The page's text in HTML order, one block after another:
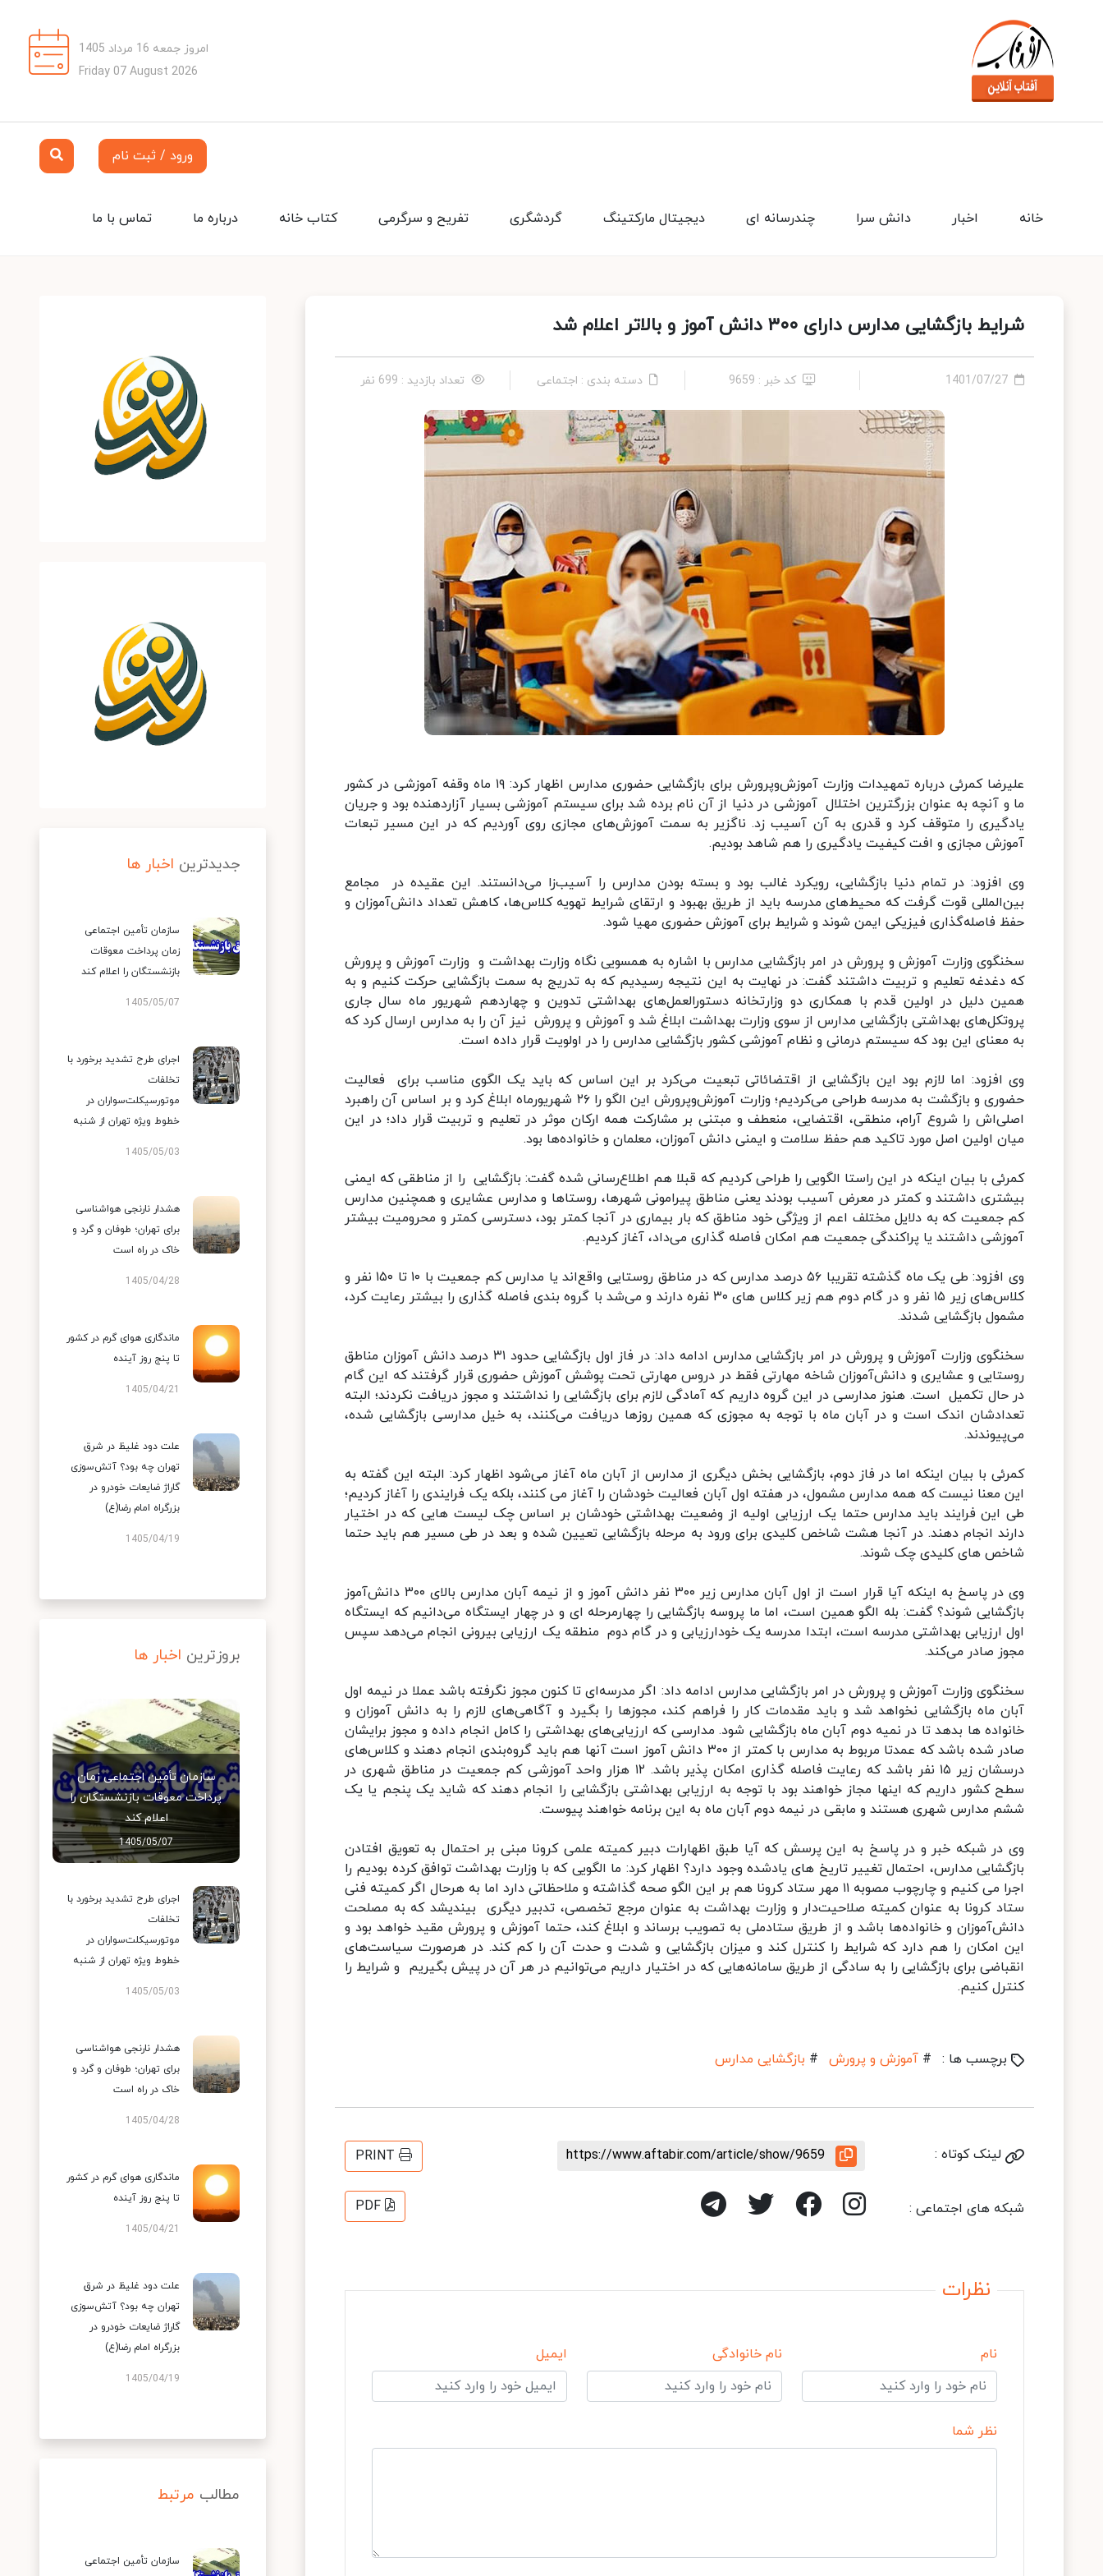
امروز جمعه 16 مرداد 1405
Friday 07 August 2026
ورود / ثبت نام
تماس با ما درباره ما کتاب خانه تفریح و سرگرمی گردشگری دیجیتال مارکتینگ چندرسانه ای دانش سرا اخبار خانه
شرایط بازگشایی مدارس دارای ۳۰۰ دانش آموز و بالاتر اعلام شد
1401/07/27 کد خبر : 9659 دسته بندی : اجتماعی تعداد بازدید : 699 نفر
علیرضا کمرئی درباره تمهیدات وزارت آموزش‌وپرورش برای بازگشایی حضوری مدارس اظهار کرد: ۱۹ ماه وقفه آموزشی در کشور
ما و آنچه به عنوان بزرگترین اختلال آموزشی در دنیا از آن نام برده شد برای سیستم آموزشی بسیار آزاردهنده بود و جریان
یادگیری را متوقف کرد و قدری به آن آسیب زد. ناگزیر به سمت آموزش‌های مجازی روی آوردیم که در این مسیر تبعات
آموزش مجازی و افت کیفیت یادگیری را هم شاهد بودیم.
وی افزود: در تمام دنیا بازگشایی، رویکرد غالب بود و بسته بودن مدارس را آسیب‌زا می‌دانستند. این عقیده در مجامع
بین‌المللی قوت گرفت که محیط‌های مدرسه باید از طریق بهبود و ارتقای شرایط تهویه کلاس‌ها، کاهش تعداد دانش‌آموزان و
حفظ فاصله‌گذاری فیزیکی ایمن شوند و شرایط برای آموزش حضوری مهیا شود.
سخنگوی وزارت آموزش و پرورش در امر بازگشایی مدارس با اشاره به همسویی نگاه وزارت بهداشت و وزارت آموزش و پرورش
که دغدغه تعلیم و تربیت داشتند گفت: در نهایت به این نتیجه رسیدیم که به تدریج به سمت بازگشایی حرکت کنیم و به
همین دلیل در اولین قدم با همکاری دو وزارتخانه دستورالعمل‌های بهداشتی تدوین و چهاردهم شهریور ماه سال جاری
پروتکل‌های بهداشتی بازگشایی مدارس از سوی وزارت بهداشت ابلاغ شد و آموزش و پرورش نیز آن را به مدارس ارسال کرد که
به معنای این بود که سیستم درمانی و نظام آموزشی کشور بازگشایی مدارس را در اولویت قرار داده است.
وی افزود: اما لازم بود این بازگشایی از اقتضائاتی تبعیت می‌کرد بر این اساس که باید یک الگوی مناسب برای فعالیت
حضوری و بازگشت به مدرسه طراحی می‌کردیم؛ وزارت آموزش‌وپرورش این الگو را ۲۶ شهریورماه ابلاغ کرد و بر اساس آن راهبرد
اصلی‌اش را شروع آرام، منطقی، اقتضایی، منعطف و مبتنی بر مشارکت همه ارکان موثر در تعلیم و تربیت قرار داد؛ در این
میان اولین اصل مورد تاکید هم حفظ سلامت و ایمنی دانش آموزان، معلمان و خانواده‌ها بود.
کمرئی با بیان اینکه در این راستا الگویی را طراحی کردیم که قبلا هم اطلاع‌رسانی شده گفت: بازگشایی را از مناطقی که ایمنی
بیشتری داشتند و کمتر در معرض آسیب بودند یعنی مناطق پیرامونی شهرها، روستاها و مدارس عشایری و همچنین مدارس
کم جمعیت که به دلایل مختلف اعم از ویژگی خود مناطق که بار بیماری در آنجا کمتر بود، دسترسی کمتر و محرومیت بیشتر
آموزشی داشتند یا پراکندگی جمعیت هم امکان فاصله گذاری می‌داد، آغاز کردیم.
وی افزود: طی یک ماه گذشته تقریبا ۵۶ درصد مدارس که در مناطق روستایی واقع‌اند یا مدارس کم جمعیت با ۱۰ تا ۱۵۰ نفر و
کلاس‌های زیر ۱۵ نفر و در گام دوم هم زیر کلاس های ۳۰ نفره دارند و می‌شد با گروه بندی فاصله گذاری را بیشتر رعایت کرد،
مشمول بازگشایی شدند.
سخنگوی وزارت آموزش و پرورش در امر بازگشایی مدارس ادامه داد: در فاز اول بازگشایی حدود ۳۱ درصد دانش آموزان مناطق
روستایی و عشایری و دانش‌آموزان شاخه مهارتی فقط در دروس مهارتی تحت پوشش آموزش حضوری قرار گرفتند که این گام
در حال تکمیل است. هنوز مدارسی در این گروه داریم که آمادگی لازم برای بازگشایی را نداشتند و مجوز دریافت نکردند؛ البته
تعدادشان اندک است و در آبان ماه با توجه به مجوزی که همین روزها دریافت می‌کنند، به خیل مدارسی بازگشایی شده‌،
می‌پیوندند.
کمرئی با بیان اینکه اما در فاز دوم، بازگشایی بخش دیگری از مدارس از آبان ماه آغاز می‌شود اظهار کرد: البته این گفته به
این معنا نیست که همه مدارس مشمول، در هفته اول آبان فعالیت خودشان را آغاز می کنند، بلکه یک فرایندی را آغاز کردیم؛
طی این فرایند باید مدارس حتما یک ارزیابی اولیه از وضعیت بهداشتی خودشان بر اساس چک لیست هایی که در اختیار
دارند انجام دهند. در آنجا هشت شاخص کلیدی برای ورود به مرحله بازگشایی تعیین شده و بعد در طی مسیر هم باید حتما
شاخص های کلیدی چک شوند.
وی در پاسخ به اینکه آیا قرار است از اول آبان مدارس زیر ۳۰۰ نفر دانش آموز و از نیمه آبان مدارس بالای ۳۰۰ دانش‌آموز
بازگشایی شوند؟ گفت: بله الگو همین است، اما ما پروسه بازگشایی را چهارمرحله ای و در چهار ایستگاه می‌دانیم که ایستگاه
اول ارزیابی بهداشتی مدرسه است، ابتدا مدرسه یک خودارزیابی و در گام دوم منطقه یک ارزیابی بیرونی انجام می‌دهد سپس
مجوز صادر می‌کند.
سخنگوی وزارت آموزش و پرورش در امر بازگشایی مدارس ادامه داد: اگر مدرسه‌ای تا کنون مجوز نگرفته باشد عملا در نیمه اول
آبان ماه بازگشایی نخواهد شد و باید مقدمات کار را فراهم کند، مجوزها را بگیرد و آگاهی‌های لازم را به دانش آموزان و
خانواده ها بدهد تا در نمیه دوم آبان ماه بازگشایی شود. مدارسی که ارزیابی‌های بهداشتی را کامل انجام داده و مجوز برایشان
صادر شده باشد که عمدتا مربوط به مدارس با کمتر از ۳۰۰ دانش آموز است آنها هم باید گروه‌بندی انجام دهند و کلاس‌های
درسشان زیر ۱۵ نفر باشد که رعایت فاصله گذاری امکان پذیر باشد. ۱۲ هزار واحد آموزشی کم جمعیت در مناطق شهری در
سطح کشور داریم که اینها مجاز خواهند بود با توجه به ارزیابی بهداشتی بازگشایی را انجام دهند که شاید یک پنجم یا یک
ششم مدارس شهری هستند و مابقی در نیمه دوم آبان ماه به این برنامه خواهند پیوست.
وی در شبکه خبر و در پاسخ به این پرسش که آیا طبق اظهارات دبیر کمیته علمی کرونا مبنی بر احتمال به تعویق افتادن
بازگشایی مدارس، احتمال تغییر تاریخ های یادشده وجود دارد؟ اظهار کرد: ما الگویی که با وزارت بهداشت توافق کرده بودیم را
اجرا می کنیم و چارچوب مصوبه ۱۱ مهر ستاد کرونا هم بر این الگو صحه گذاشته و ملاحظاتی دارد اما به هرحال اگر کمیته فنی
ستاد کرونا به عنوان کمیته صلاحیت‌دار و وزارت بهداشت به عنوان مرجع تخصصی، تدبیر دیگری بیندیشد که به مصلحت
دانش‌آموزان و خانواده‌ها باشد و از طریق ستادملی به تصویب برساند و ابلاغ کند، حتما آموزش و پرورش مقید خواهد بود و
این امکان را هم دارد که شرایط را کنترل کند و میزان بازگشایی و شدت و حدت آن را کم کند. در هرصورت سیاست‌های
انقباضی برای بازگشایی را به سادگی از طریق سامانه‌هایی که در اختیار داریم می‌توانیم در هر آن در پیش بگیریم و شرایط را
کنترل کنیم.
برچسب ها : # آموزش و پرورش # بازگشایی مدارس
لینک کوتاه : https://www.aftabir.com/article/show/9659
PRINT
شبکه های اجتماعی : PDF
نظرات
نام نام خانوادگی ایمیل
نظر شما
جدیدترین اخبار ها
سازمان تأمین اجتماعی
زمان پرداخت معوقات
بازنشستگان را اعلام کند
1405/05/07
اجرای طرح تشدید برخورد با
تخلفات
موتورسیکلت‌سواران در
خطوط ویژه تهران از شنبه
1405/05/03
هشدار نارنجی هواشناسی
برای تهران؛ طوفان و گرد و
خاک در راه است
1405/04/28
ماندگاری هوای گرم در کشور
تا پنج روز آینده
1405/04/21
علت دود غلیظ در شرق
تهران چه بود؟ آتش‌سوزی
گاراژ ضایعات خودرو در
بزرگراه امام رضا(ع)
1405/04/19
بروزترین اخبار ها
سازمان تأمین اجتماعی زمان
پرداخت معوقات بازنشستگان را
اعلام کند
1405/05/07
اجرای طرح تشدید برخورد با
تخلفات
موتورسیکلت‌سواران در
خطوط ویژه تهران از شنبه
1405/05/03
هشدار نارنجی هواشناسی
برای تهران؛ طوفان و گرد و
خاک در راه است
1405/04/28
ماندگاری هوای گرم در کشور
تا پنج روز آینده
1405/04/21
علت دود غلیظ در شرق
تهران چه بود؟ آتش‌سوزی
گاراژ ضایعات خودرو در
بزرگراه امام رضا(ع)
1405/04/19
مطالب مرتبط
سازمان تأمین اجتماعی